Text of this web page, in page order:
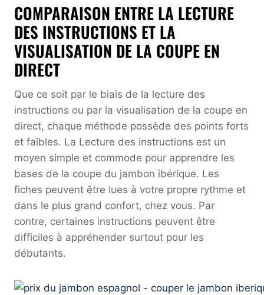
COMPARAISON ENTRE LA LECTURE
DES INSTRUCTIONS ET LA
VISUALISATION DE LA COUPE EN
DIRECT
Que ce soit par le biais de la lecture des
instructions ou par la visualisation de la coupe en
direct, chaque méthode possède des points forts
et faibles. La Lecture des instructions est un
moyen simple et commode pour apprendre les
bases de la coupe du jambon ibérique. Les
fiches peuvent être lues à votre propre rythme et
dans le plus grand confort, chez vous. Par
contre, certaines instructions peuvent être
difficiles à appréhender surtout pour les
débutants.